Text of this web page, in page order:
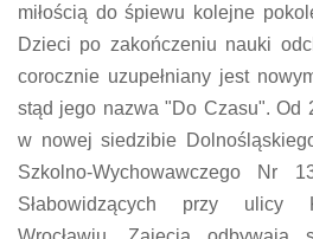
miłością do śpiewu kolejne
Dzieci po zakończeniu nauki
corocznie uzupełniany jest
stąd jego nazwa "Do Czasu". Od
w nowej siedzibie
Szkolno-Wychowawczego Nr
Słabowidzących przy ulicy